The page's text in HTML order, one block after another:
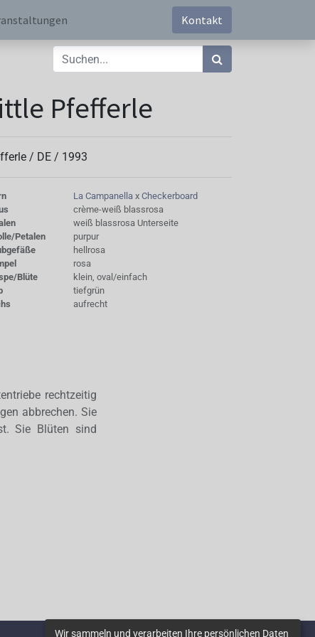
Kontakt
Pfefferle
/ DE / 1993
La Campanella x Checkerboard
crème-weiß blassrosa
weiß blassrosa Unterseite
Petalen
purpur
hellrosa
rosa
Blüte
klein, oval/einfach
tiefgrün
aufrecht
rechtzeitig
abbrechen. Sie
Sie Blüten sind
Wir sammeln und verarbeiten Ihre persönlichen Daten